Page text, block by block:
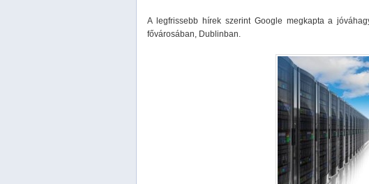
A legfrissebb hírek szerint Google megkapta a
fővárosában, Dublinban.